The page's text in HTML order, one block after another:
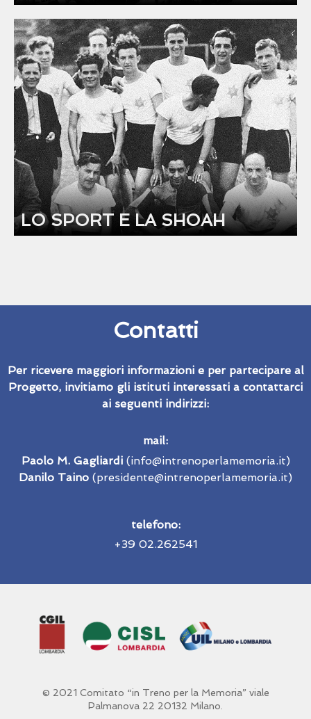
LO SPORT E LA SHOAH
Contatti
Per ricevere maggiori informazioni e per partecipare al
Progetto, invitiamo gli istituti interessati a contattarci
ai seguenti indirizzi:
mail:
Paolo M. Gagliardi(info@intrenoperlamemoria.it)
Danilo Taino (presidente@intrenoperlamemoria.it)
telefono:
+39 02.262541
© 2021 Comitato “in Treno per la Memoria” viale
Palmanova 22 20132 Milano.